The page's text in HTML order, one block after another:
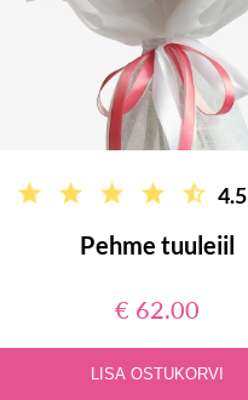
4.5
Pehme tuuleiil
€ 62.00
LISA OSTUKORVI